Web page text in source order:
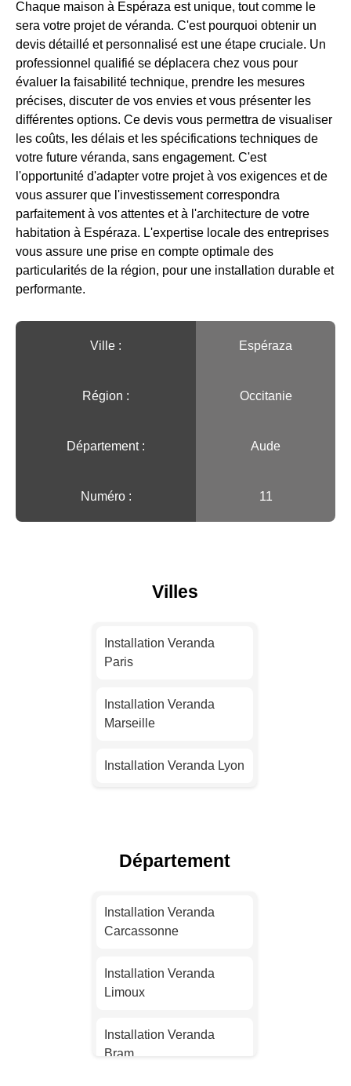
Chaque maison à Espéraza est unique, tout comme le
sera votre projet de véranda. C'est pourquoi obtenir un
devis détaillé et personnalisé est une étape cruciale. Un
professionnel qualifié se déplacera chez vous pour
évaluer la faisabilité technique, prendre les mesures
précises, discuter de vos envies et vous présenter les
différentes options. Ce devis vous permettra de visualiser
les coûts, les délais et les spécifications techniques de
votre future véranda, sans engagement. C'est
l'opportunité d'adapter votre projet à vos exigences et de
vous assurer que l'investissement correspondra
parfaitement à vos attentes et à l'architecture de votre
habitation à Espéraza. L'expertise locale des entreprises
vous assure une prise en compte optimale des
particularités de la région, pour une installation durable et
performante.
Ville :️ Espéraza
Région :️ Occitanie
Département : Aude
Numéro : 11
Villes
Installation Veranda
Paris
Installation Veranda
Marseille
Installation Veranda Lyon
Installation Veranda Nice
Installation Veranda
Nantes
Installation Veranda
Strasbourg
Installation Veranda
Montpellier
Département
Installation Veranda
Carcassonne
Installation Veranda
Limoux
Installation Veranda
Bram